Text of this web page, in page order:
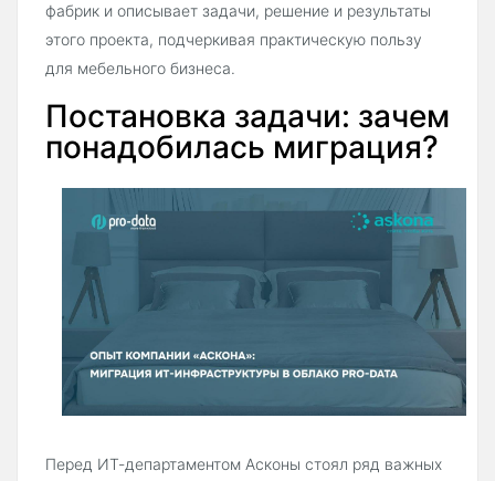
фабрик и описывает задачи, решение и результаты
этого проекта, подчеркивая практическую пользу
для мебельного бизнеса.
Постановка задачи: зачем
понадобилась миграция?
Перед ИТ-департаментом Асконы стоял ряд важных